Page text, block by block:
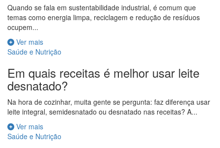
Quando se fala em sustentabilidade industrial, é comum que
temas como energia limpa, reciclagem e redução de resíduos
ocupem...
Ver mais
Saúde e Nutrição
Em quais receitas é melhor usar leite
desnatado?
Na hora de cozinhar, muita gente se pergunta: faz diferença usar
leite integral, semidesnatado ou desnatado nas receitas? A...
Ver mais
Saúde e Nutrição